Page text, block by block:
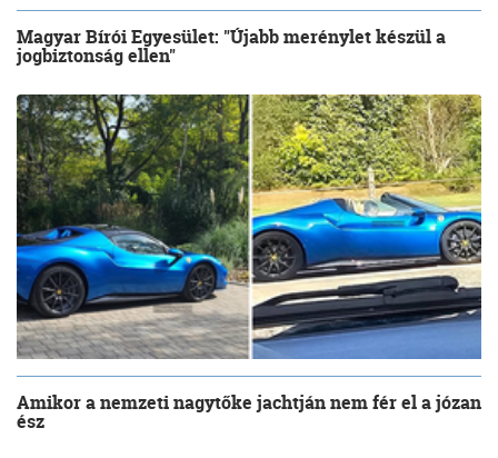
Magyar Bírói Egyesület: "Újabb merénylet készül a
jogbiztonság ellen"
Amikor a nemzeti nagytőke jachtján nem fér el a józan
ész